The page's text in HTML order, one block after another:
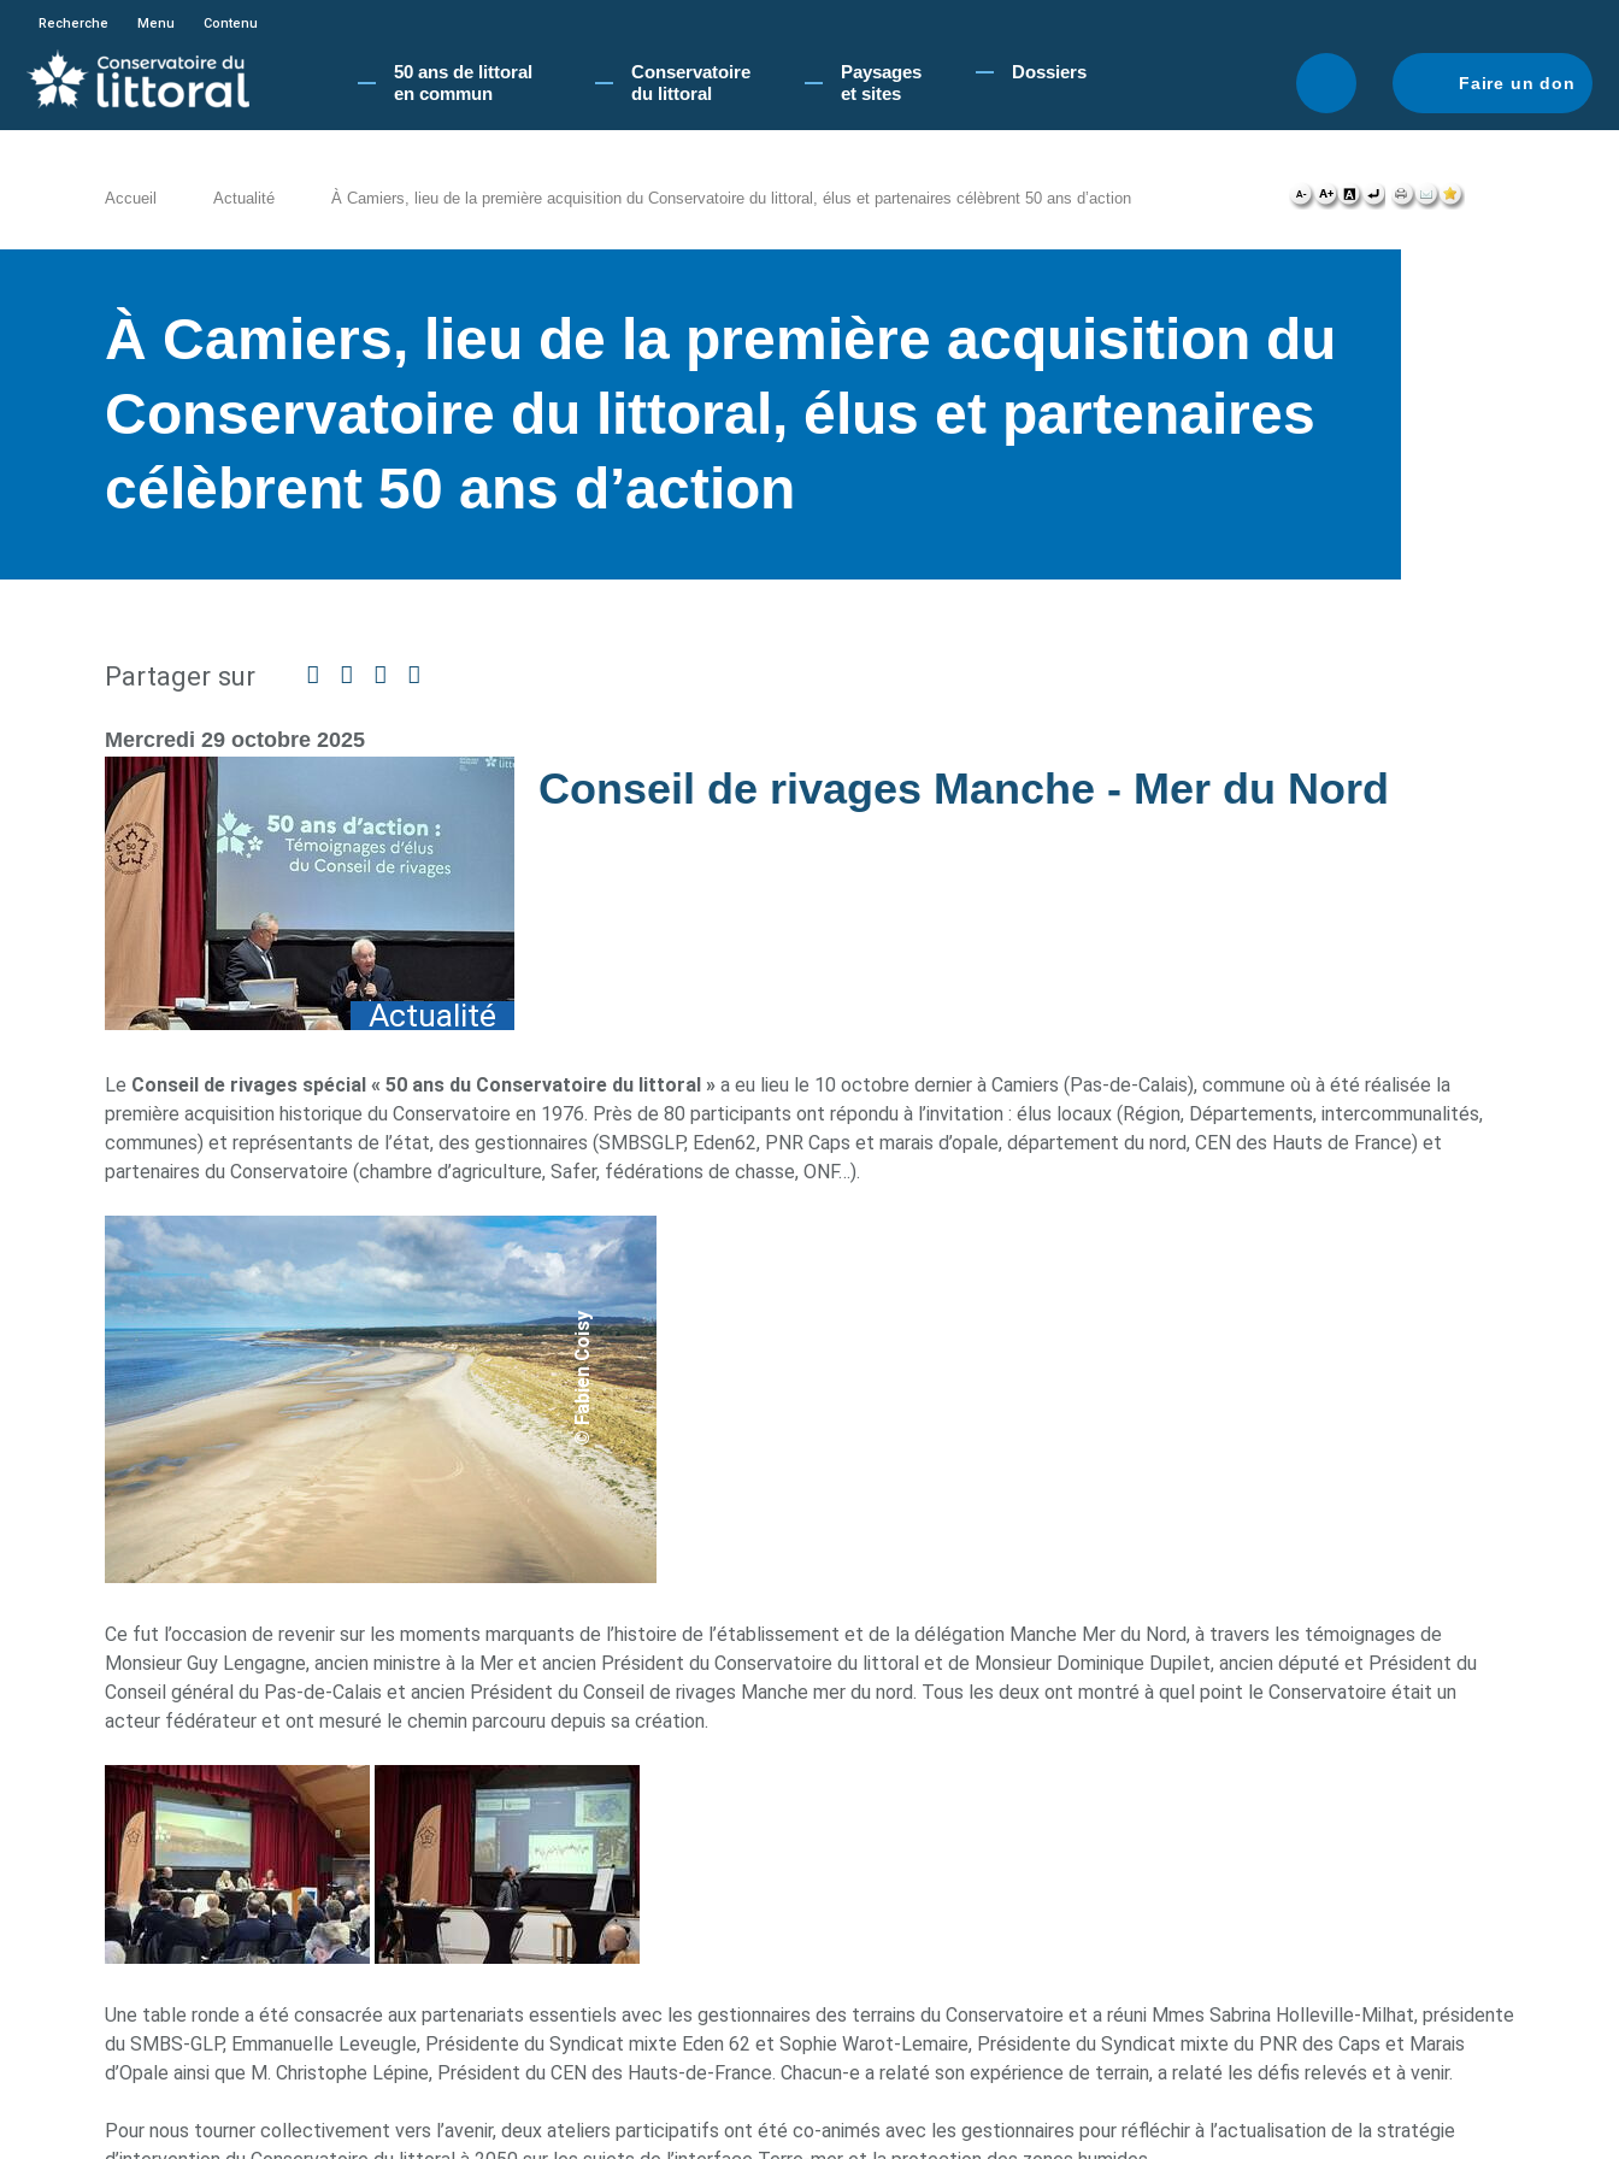
En poursuivant votre navigation sur le site du Conservatoire du littoral, vous acceptez l'utilisation de cookies pour vous proposer une navigation optimale.
Recherche Menu Contenu
50 ans de littoral
en commun​
Conservatoire
du littoral
Paysages
et sites
Dossiers
Faire un don
Accueil Actualité À Camiers, lieu de la première acquisition du Conservatoire du littoral, élus et partenaires célèbrent 50 ans d’action
À Camiers, lieu de la première acquisition du
Conservatoire du littoral, élus et partenaires
célèbrent 50 ans d’action
Partager sur Facebook
TwitterLinkedin
Mercredi 29 octobre 2025
Actualité
Conseil de rivages Manche - Mer du Nord
Le Conseil de rivages spécial « 50 ans du Conservatoire du littoral » a eu lieu le 10 octobre dernier à Camiers (Pas-de-Calais), commune où à été réalisée la
première acquisition historique du Conservatoire en 1976. Près de 80 participants ont répondu à l’invitation : élus locaux (Région, Départements, intercommunalités,
communes) et représentants de l’état, des gestionnaires (SMBSGLP, Eden62, PNR Caps et marais d’opale, département du nord, CEN des Hauts de France) et
partenaires du Conservatoire (chambre d’agriculture, Safer, fédérations de chasse, ONF…).
© Fabien Coisy
Ce fut l’occasion de revenir sur les moments marquants de l’histoire de l’établissement et de la délégation Manche Mer du Nord, à travers les témoignages de
Monsieur Guy Lengagne, ancien ministre à la Mer et ancien Président du Conservatoire du littoral et de Monsieur Dominique Dupilet, ancien député et Président du
Conseil général du Pas-de-Calais et ancien Président du Conseil de rivages Manche mer du nord. Tous les deux ont montré à quel point le Conservatoire était un
acteur fédérateur et ont mesuré le chemin parcouru depuis sa création.
Une table ronde a été consacrée aux partenariats essentiels avec les gestionnaires des terrains du Conservatoire et a réuni Mmes Sabrina Holleville-Milhat, présidente
du SMBS-GLP, Emmanuelle Leveugle, Présidente du Syndicat mixte Eden 62 et Sophie Warot-Lemaire, Présidente du Syndicat mixte du PNR des Caps et Marais
d’Opale ainsi que M. Christophe Lépine, Président du CEN des Hauts-de-France. Chacun-e a relaté son expérience de terrain, a relaté les défis relevés et à venir.
Pour nous tourner collectivement vers l’avenir, deux ateliers participatifs ont été co-animés avec les gestionnaires pour réfléchir à l’actualisation de la stratégie